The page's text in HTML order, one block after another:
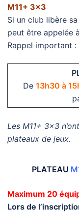
M11+ 3×3
Si un club libère
peut être appelée
Rappel important :
De 13h30 à
Les M11+ 3×3
plateaux de jeux.
PLATEAU
Maximum 20
Lors de